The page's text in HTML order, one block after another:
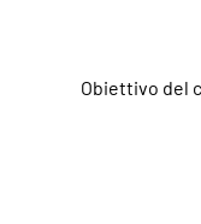
Obiettivo del